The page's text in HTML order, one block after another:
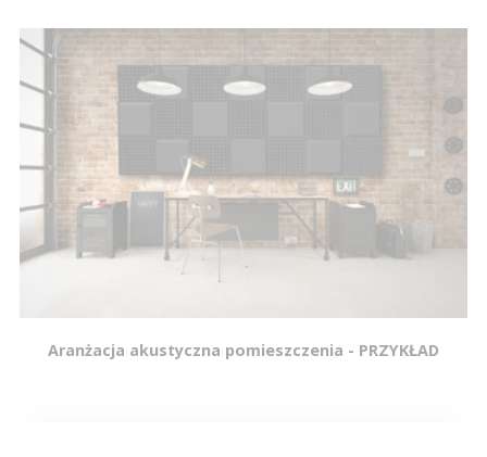
Aranżacja akustyczna pomieszczenia - PRZYKŁAD